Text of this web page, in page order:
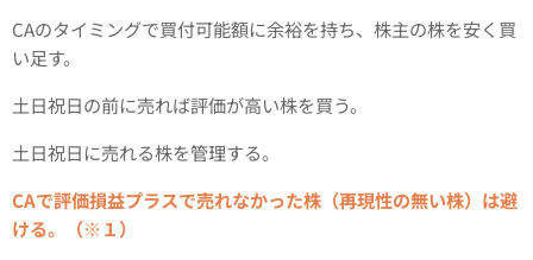
CAのタイミングで買付可能額に余裕を持ち、株主の株を安く買
い足す。
土日祝日の前に売れば評価が高い株を買う。
土日祝日に売れる株を管理する。
CAで評価損益プラスで売れなかった株（再現性の無い株）は避
ける。（※１）